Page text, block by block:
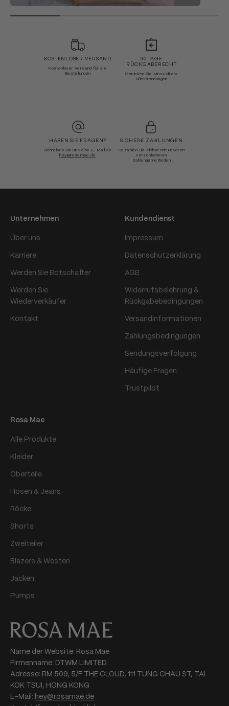
KOSTENLOSER VERSAND
Kostenloser Versand für alle
Bestellungen
30 TAGE
RÜCKGABERECHT
Genießen Sie stressfreie
Rücksendungen
HABEN SIE FRAGEN?
Schreiben Sie uns eine E-Mail an
hey@rosamae.de
SICHERE ZAHLUNGEN
Bezahlen Sie sicher mit unseren
verschiedenen
Zahlungsmethoden
Unternehmen
Über uns
Karriere
Werden Sie Botschafter
Werden Sie
Wiederverkäufer
Kontakt
Kundendienst
Impressum
Datenschutzerklärung
AGB
Widerrufsbelehrung &
Rückgabebedingungen
Versandinformationen
Zahlungsbedingungen
Sendungsverfolgung
Häufige Fragen
Trustpilot
Rosa Mae
Alle Produkte
Kleider
Oberteile
Hosen & Jeans
Röcke
Shorts
Zweiteiler
Blazers & Westen
Jacken
Pumps
Name der Website: Rosa Mae
Firmenname: DTWM LIMITED
Adresse: RM 509, 5/F THE CLOUD, 111 TUNG CHAU ST, TAI
KOK TSUI, HONG KONG
E-Mail: hey@rosamae.de